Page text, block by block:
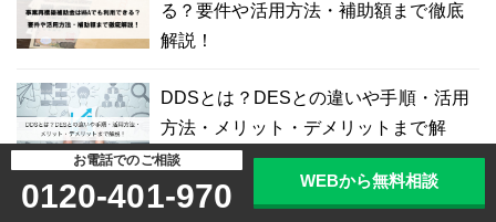
る？要件や活用方法・補助額まで徹底
解説！
DDSとは？DESとの違いや手順・活用
方法・メリット・デメリットまで解
説！
CVC（コーポレートベンチャーキャピ
お電話でのご相談
0120-401-970 WEBから無料相談